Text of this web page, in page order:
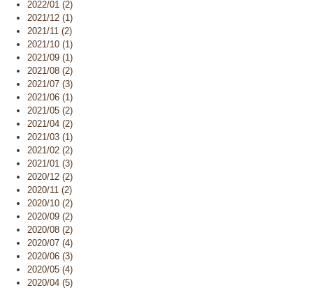
2022/01 (2)
2021/12 (1)
2021/11 (2)
2021/10 (1)
2021/09 (1)
2021/08 (2)
2021/07 (3)
2021/06 (1)
2021/05 (2)
2021/04 (2)
2021/03 (1)
2021/02 (2)
2021/01 (3)
2020/12 (2)
2020/11 (2)
2020/10 (2)
2020/09 (2)
2020/08 (2)
2020/07 (4)
2020/06 (3)
2020/05 (4)
2020/04 (5)